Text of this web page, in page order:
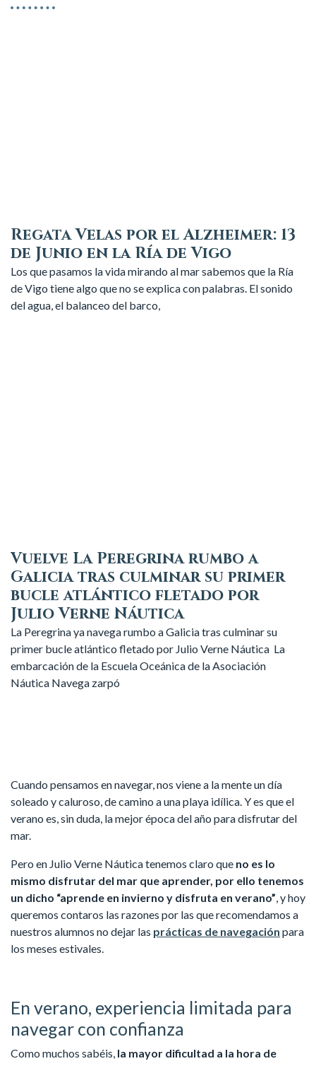
Regata Velas por el Alzheimer: 13
de Junio en la Ría de Vigo
Los que pasamos la vida mirando al mar sabemos que la Ría
de Vigo tiene algo que no se explica con palabras. El sonido
del agua, el balanceo del barco,
Vuelve La Peregrina rumbo a
Galicia tras culminar su primer
bucle atlántico fletado por
Julio Verne Náutica
La Peregrina ya navega rumbo a Galicia tras culminar su
primer bucle atlántico fletado por Julio Verne Náutica La
embarcación de la Escuela Oceánica de la Asociación
Náutica Navega zarpó
Cuando pensamos en navegar, nos viene a la mente un día
soleado y caluroso, de camino a una playa idílica. Y es que el
verano es, sin duda, la mejor época del año para disfrutar del
mar.
Pero en Julio Verne Náutica tenemos claro que no es lo
mismo disfrutar del mar que aprender, por ello tenemos
un dicho “aprende en invierno y disfruta en verano” , y hoy
queremos contaros las razones por las que recomendamos a
nuestros alumnos no dejar las prácticas de navegación para
los meses estivales.
En verano, experiencia limitada para
navegar con confianza
Como muchos sabéis, la mayor dificultad a la hora de